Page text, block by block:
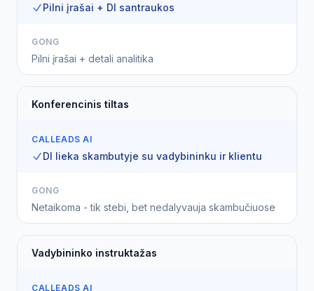
Pilni įrašai + DI santraukos
GONG
Pilni įrašai + detali analitika
Konferencinis tiltas
CALLEADS AI
DI lieka skambutyje su vadybininku ir klientu
GONG
Netaikoma - tik stebi, bet nedalyvauja skambučiuose
Vadybininko instruktažas
CALLEADS AI